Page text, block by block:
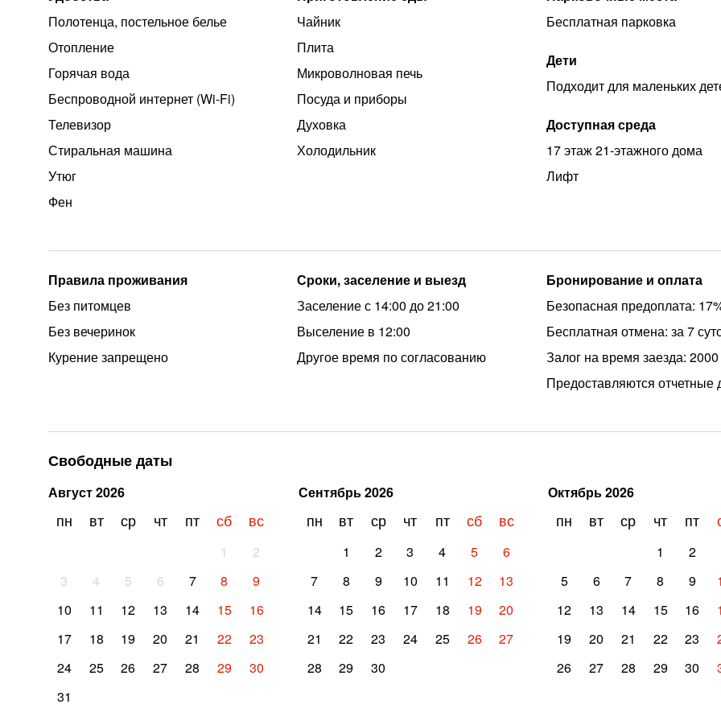
Полотенца, постельное белье
Отопление
Горячая вода
Беспроводной интернет (Wi‑Fi)
Телевизор
Стиральная машина
Утюг
Фен
Чайник
Плита
Микроволновая печь
Посуда и приборы
Духовка
Холодильник
Бесплатная парковка
Дети
Подходит для маленьких
Доступная среда
17 этаж 21-этажного дома
Лифт
Правила проживания
Без питомцев
Без вечеринок
Курение запрещено
Сроки, заселение и выезд
Заселение с 14:00 до 21:00
Выселение в 12:00
Другое время по согласованию
Бронирование и оплата
Безопасная предоплата:
Бесплатная отмена: за 7
Залог на время заезда:
Предоставляются отчетные
Свободные даты
Август2026
пн вт ср чт пт сб вс
1
2
3
4 5 6 7 8
9
10
11 12 13 14 15
16
17
18 19 20 21 22
23
24
25 26 27 28 29
30
31
Сентябрь2026
пн вт ср чт пт сб вс
1 2 3 4 5
6
7
8 9 10 11 12
13
14
15 16 17 18 19
20
21
22 23 24 25 26
27
28
29 30
Октябрь2026
пн вт ср чт пт
1 2
5
6 7 8 9
12
13 14 15 16
19
20 21 22 23
26
27 28 29 30